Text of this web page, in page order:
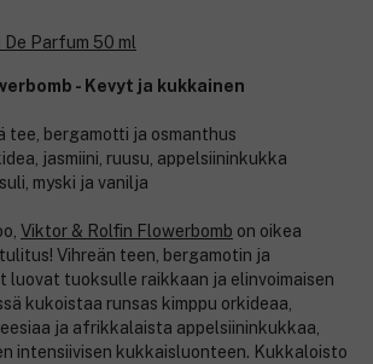
- Kevyt ja kukkainen
tee, bergamotti ja osmanthus
jasmiini, ruusu, appelsiininkukka
myski ja vanilja
Viktor & Rolfin Flowerbomb on oikea
Vihreän teen, bergamotin ja
luovat tuoksulle raikkaan ja elinvoimaisen
kukoistaa runsas kimppu orkideaa,
ja afrikkalaista appelsiininkukkaa,
intensiivisen kukkaisluonteen. Kukkaloisto